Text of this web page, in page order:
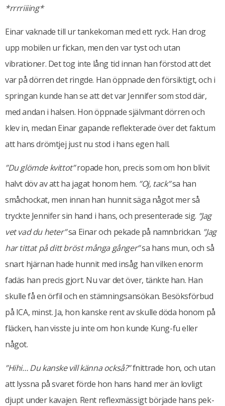
*rrrriiiing*
Einar vaknade till ur tankekoman med ett ryck. Han drog
upp mobilen ur fickan, men den var tyst och utan
vibrationer. Det tog inte lång tid innan han förstod att det
var på dörren det ringde. Han öppnade den försiktigt, och i
springan kunde han se att det var Jennifer som stod där,
med andan i halsen. Hon öppnade självmant dörren och
klev in, medan Einar gapande reflekterade över det faktum
att hans drömtjej just nu stod i hans egen hall.
”Du glömde kvittot”ropade hon, precis som om hon blivit
halvt döv av att ha jagat honom hem. ”Oj, tack”sa han
småchockat, men innan han hunnit säga något mer så
tryckte Jennifer sin hand i hans, och presenterade sig. ”Jag
vet vad du heter”sa Einar och pekade på namnbrickan. ”Jag
har tittat på ditt bröst många gånger”sa hans mun, och så
snart hjärnan hade hunnit med insåg han vilken enorm
fadäs han precis gjort. Nu var det över, tänkte han. Han
skulle få en örfil och en stämningsansökan. Besöksförbud
på ICA, minst. Ja, hon kanske rent av skulle döda honom på
fläcken, han visste ju inte om hon kunde Kung-fu eller
något.
”Hihi… Du kanske vill känna också?”fnittrade hon, och utan
att lyssna på svaret förde hon hans hand mer än lovligt
djupt under kavajen. Rent reflexmässigt började hans pek-